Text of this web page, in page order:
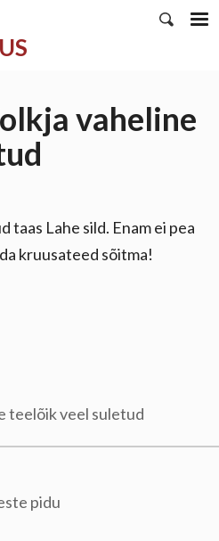
vaheline
taas Lahe sild. Enam ei pea
kruusateed sõitma!
teelõik veel suletud
pidu